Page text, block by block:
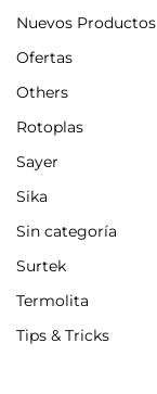
Nuevos Productos
Ofertas
Others
Rotoplas
Sayer
Sika
Sin categoría
Surtek
Termolita
Tips & Tricks